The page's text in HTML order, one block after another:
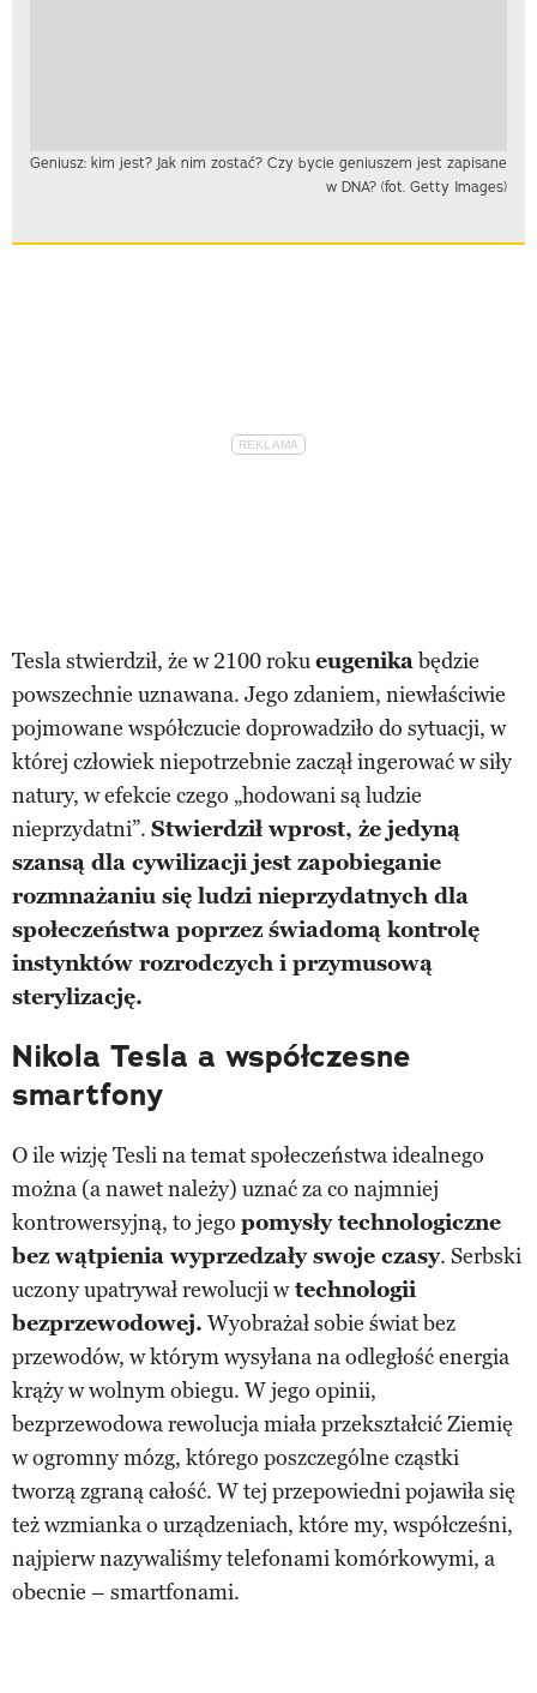
Geniusz: kim jest? Jak nim zostać? Czy bycie geniuszem jest zapisane
w DNA? (fot. Getty Images)
Tesla stwierdził, że w 2100 rokueugenikabędzie
powszechnie uznawana. Jego zdaniem, niewłaściwie
pojmowane współczucie doprowadziło do sytuacji, w
której człowiek niepotrzebnie zaczął ingerować w siły
natury, w efekcie czego „hodowani są ludzie
nieprzydatni”. Stwierdził wprost, że jedyną
szansą dla cywilizacji jest zapobieganie
rozmnażaniu się ludzi nieprzydatnych dla
społeczeństwa poprzez świadomą kontrolę
instynktów rozrodczych i przymusową
sterylizację.
Nikola Tesla a współczesne
smartfony
O ile wizję Tesli na temat społeczeństwa idealnego
można (a nawet należy) uznać za co najmniej
kontrowersyjną, to jego pomysły technologiczne
bez wątpienia wyprzedzały swoje czasy. Serbski
uczony upatrywał rewolucji wtechnologii
bezprzewodowej. Wyobrażał sobie świat bez
przewodów, w którym wysyłana na odległość energia
krąży w wolnym obiegu. W jego opinii,
bezprzewodowa rewolucja miała przekształcić Ziemię
w ogromny mózg, którego poszczególne cząstki
tworzą zgraną całość. W tej przepowiedni pojawiła się
też wzmianka o urządzeniach, które my, współcześni,
najpierw nazywaliśmy telefonami komórkowymi, a
obecnie – smartfonami.